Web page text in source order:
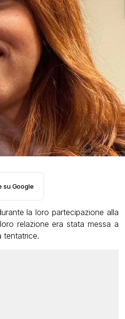
su Google
la loro partecipazione alla
relazione era stata messa a